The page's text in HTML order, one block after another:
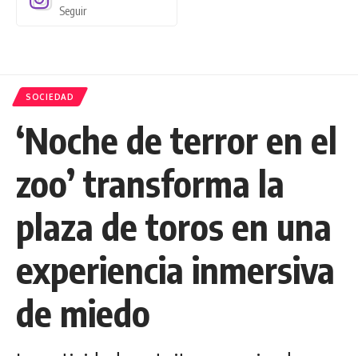
Seguir
SOCIEDAD
‘Noche de terror en el
zoo’ transforma la
plaza de toros en una
experiencia inmersiva
de miedo